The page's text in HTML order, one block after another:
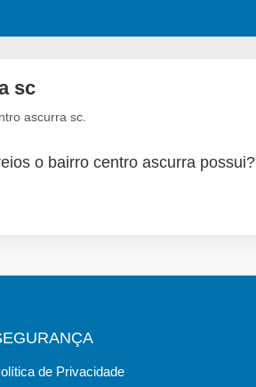
sc
ascurra sc.
o bairro centro ascurra possui?
de Privacidade